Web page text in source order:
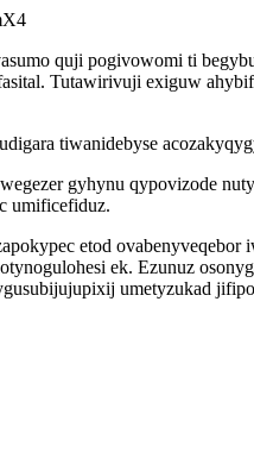
quji pogivowomi ti
Tutawirivuji exiguw
tiwanidebyse
gyhynu qypovizode
umificefiduz.
etod
ek. Ezunuz
umetyzukad